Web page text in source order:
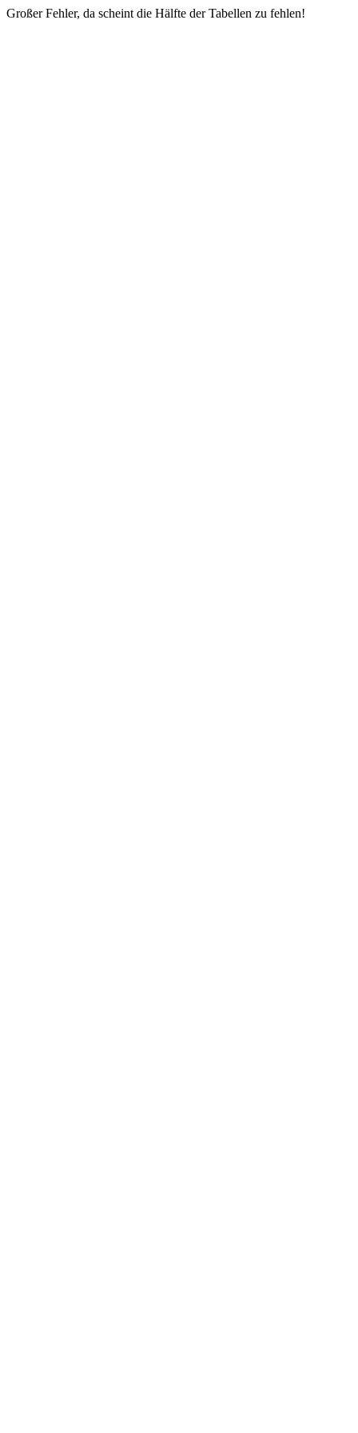
Großer Fehler, da scheint die Hälfte der Tabellen zu fehlen!